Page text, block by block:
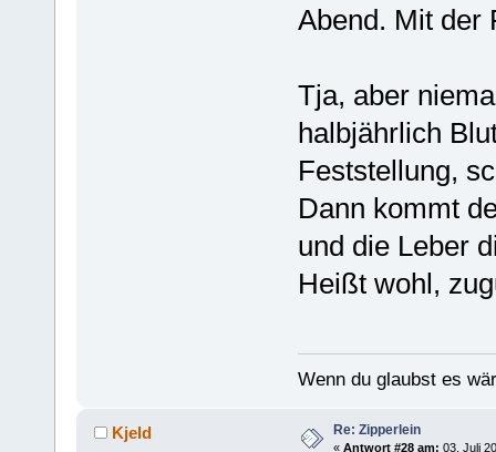
Abend. Mit der
Tja, aber
halbjährlich
Feststellung,
Dann kommt
und die Leber
Heißt wohl,
Wenn du glaubst es
Kjeld Re: Zipperlein
« Antwort #28 am: 03. Juli